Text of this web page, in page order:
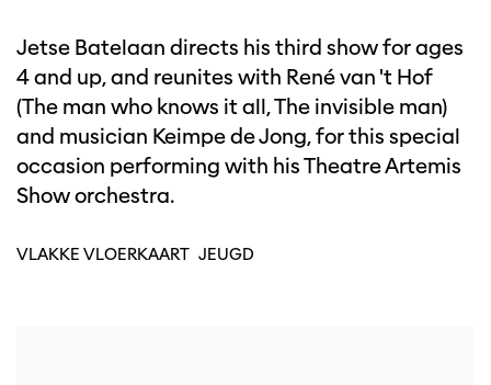
Jetse Batelaan directs his third show for ages
4 and up, and reunites with René van 't Hof
(The man who knows it all, The invisible man)
and musician Keimpe de Jong, for this special
occasion performing with his Theatre Artemis
Show orchestra.
VLAKKE VLOERKAART JEUGD